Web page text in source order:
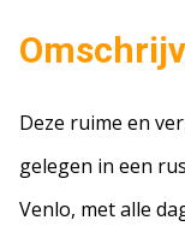
Deze ruime en
gelegen in een
Venlo, met alle